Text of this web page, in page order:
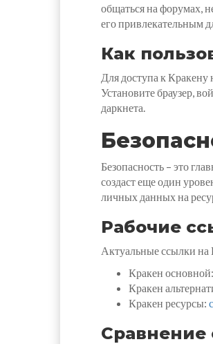
общаться на форумах,
его привлекательным
Как
Для доступа к
Установите браузер,
даркнета.
Безопасность – это
создаст еще один
личных данных на
Рабочие
Актуальные ссылки на
Кракен основной:
Кракен
Кракен ресурсы:
Сравнение